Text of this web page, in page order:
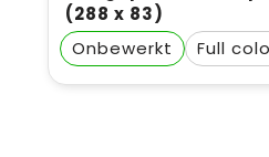
(288 x 83)
Onbewerkt
Full